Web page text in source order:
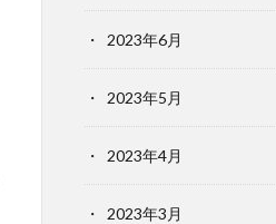
2023年6月
2023年5月
2023年4月
2023年3月